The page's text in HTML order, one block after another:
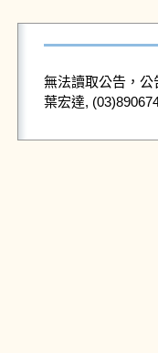
無法讀取公告，公
葉宏達,